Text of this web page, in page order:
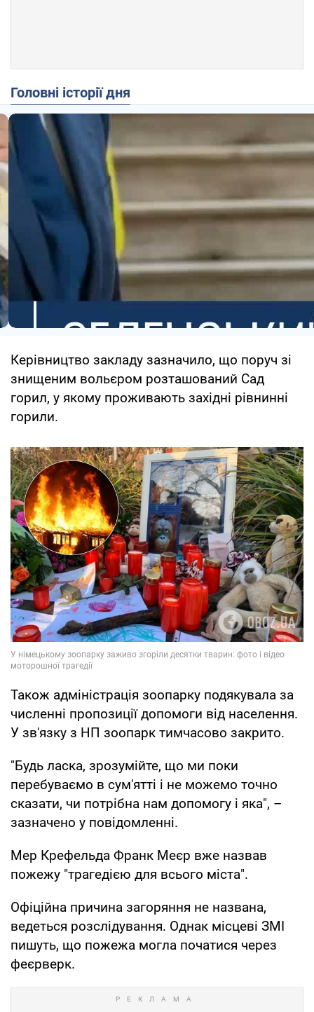
Головні історії дня
Керівництво закладу зазначило, що поруч зі
знищеним вольєром розташований Сад
горил, у якому проживають західні рівнинні
горили.
Також адміністрація зоопарку подякувала за
численні пропозиції допомоги від населення.
У зв'язку з НП зоопарк тимчасово закрито.
"Будь ласка, зрозумійте, що ми поки
перебуваємо в сум'ятті і не можемо точно
сказати, чи потрібна нам допомогу і яка", –
зазначено у повідомленні.
Мер Крефельда Франк Меєр вже назвав
пожежу "трагедією для всього міста".
Офіційна причина загоряння не названа,
ведеться розслідування. Однак місцеві ЗМІ
пишуть, що пожежа могла початися через
феєрверк.